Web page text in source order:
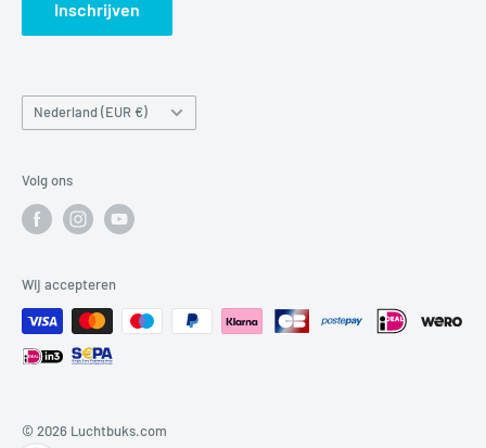
Inschrijven
Land/regio
Nederland (EUR €)
Volg ons
Wij accepteren
© 2026 Luchtbuks.com